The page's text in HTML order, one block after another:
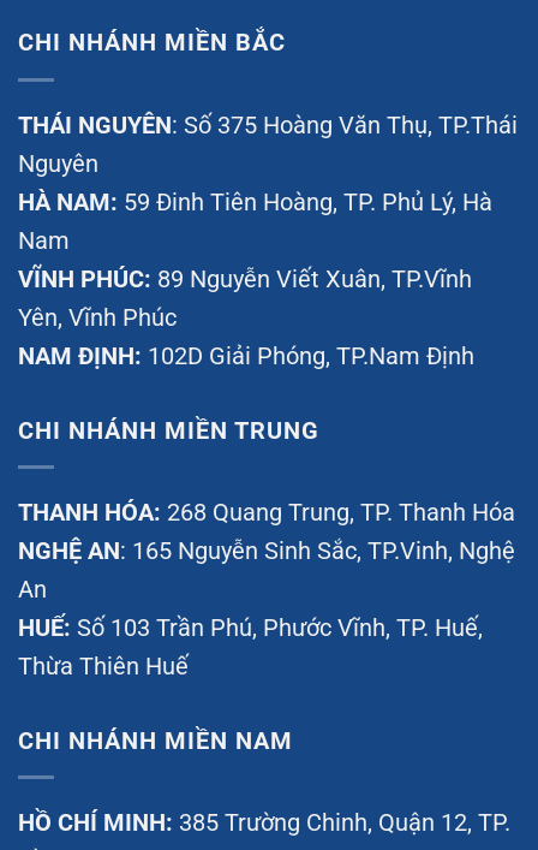
CHI NHÁNH MIỀN BẮC
THÁI NGUYÊN: Số 375 Hoàng Văn Thụ, TP.Thái
Nguyên
HÀ NAM: 59 Đinh Tiên Hoàng, TP. Phủ Lý, Hà
Nam
VĨNH PHÚC: 89 Nguyễn Viết Xuân, TP.Vĩnh
Yên, Vĩnh Phúc
NAM ĐỊNH: 102D Giải Phóng, TP.Nam Định
CHI NHÁNH MIỀN TRUNG
THANH HÓA: 268 Quang Trung, TP. Thanh Hóa
NGHỆ AN: 165 Nguyễn Sinh Sắc, TP.Vinh, Nghệ
An
HUẾ: Số 103 Trần Phú, Phước Vĩnh, TP. Huế,
Thừa Thiên Huế
CHI NHÁNH MIỀN NAM
HỒ CHÍ MINH: 385 Trường Chinh, Quận 12, TP.